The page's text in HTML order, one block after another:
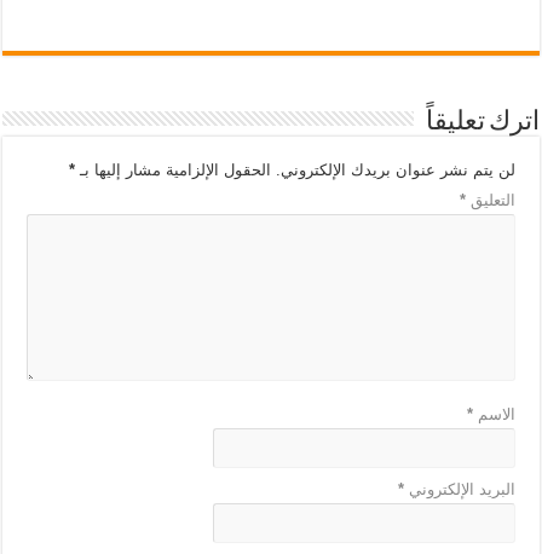
اترك تعليقاً
لن يتم نشر عنوان بريدك الإلكتروني. الحقول الإلزامية مشار إليها بـ*
التعليق*
الاسم*
البريد الإلكتروني*